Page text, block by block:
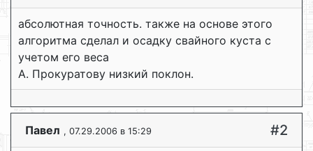
абсолютная точность. также на основе этого
алгоритма сделал и осадку свайного куста с
учетом его веса
А. Прокуратову низкий поклон.
Павел , 07.29.2006 в 15:29 #2